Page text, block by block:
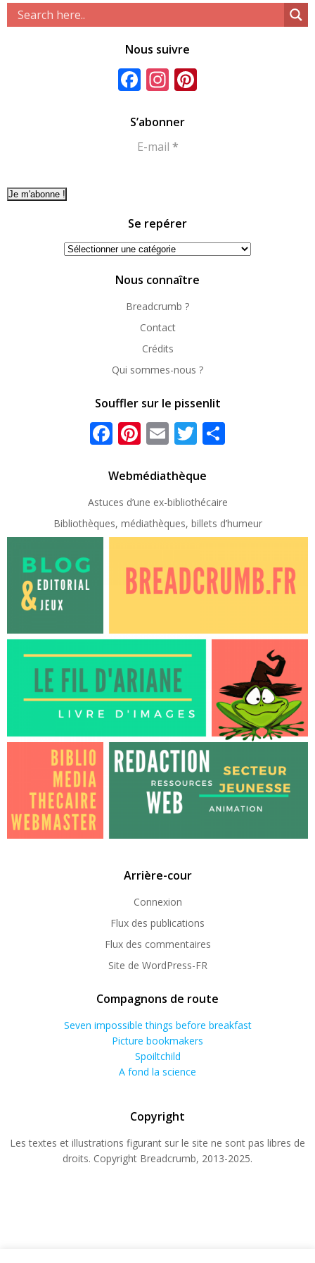
Nous suivre
Facebook
Instagram
S’abonner
E-mail *
Se repérer
Se
Nous connaître
Breadcrumb ?
Contact
Crédits
Qui sommes-nous ?
Souffler sur le pissenlit
Facebook
Pinterest
EmailTwitter
Webmédiathèque
Astuces d’une ex-bibliothécaire
Bibliothèques, médiathèques, billets d’humeur
Arrière-cour
Connexion
Flux des publications
Flux des commentaires
Site de WordPress-FR
Compagnons de route
Seven impossible things before breakfast
Picture bookmakers
Spoiltchild
A fond la science
Copyright
Les textes et illustrations figurant sur le site ne sont pas libres de
droits. Copyright Breadcrumb, 2013-2025.